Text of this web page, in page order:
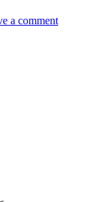
a comment